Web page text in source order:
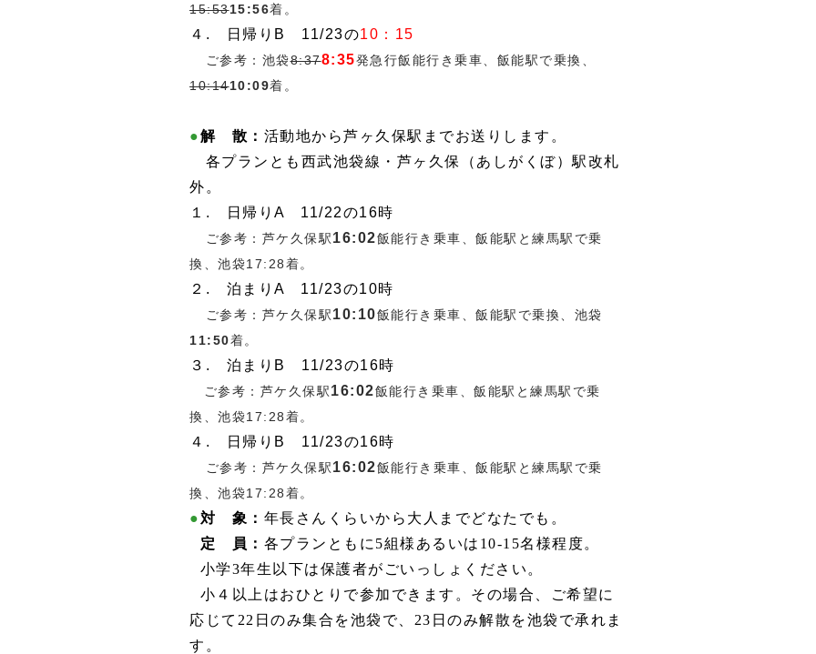
15:5315:56着。
４. 日帰りB 11/23の10：15
ご参考： 池袋8:378:35発急行飯能行き乗車、飯能駅で乗換、
10:1410:09着。
●解 散： 活動地から芦ヶ久保駅までお送りします。
各プランとも西武池袋線・芦ヶ久保（あしがくぼ）駅改札
外。
１. 日帰りA 11/22の16時
ご参考：芦ケ久保駅16:02飯能行き乗車、飯能駅と練馬駅で乗
換、池袋17:28着。
２. 泊まりA 11/23の10時
ご参考：芦ケ久保駅10: 10飯能行き乗車、飯能駅で乗換、池袋
11:50着。
３. 泊まりB 11/23の16時
ご参考：芦ケ久保駅16:02飯能行き乗車、飯能駅と練馬駅で乗
換、池袋17:28着。
４. 日帰りB 11/23の16時
ご参考：芦ケ久保駅16:02飯能行き乗車、飯能駅と練馬駅で乗
換、池袋17:28着。
●対 象： 年長さんくらいから大人までどなたでも。
定 員： 各プランともに5組様あるいは10-15名様程度。
小学3年生以下は保護者がごいっしょください。
小４以上はおひとりで参加できます。その場合、ご希望に
応じて22日のみ集合を池袋で、23日のみ解散を池袋で承れま
す。